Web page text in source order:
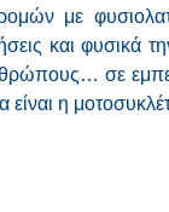
με
και φυσικά
σε
είναι η